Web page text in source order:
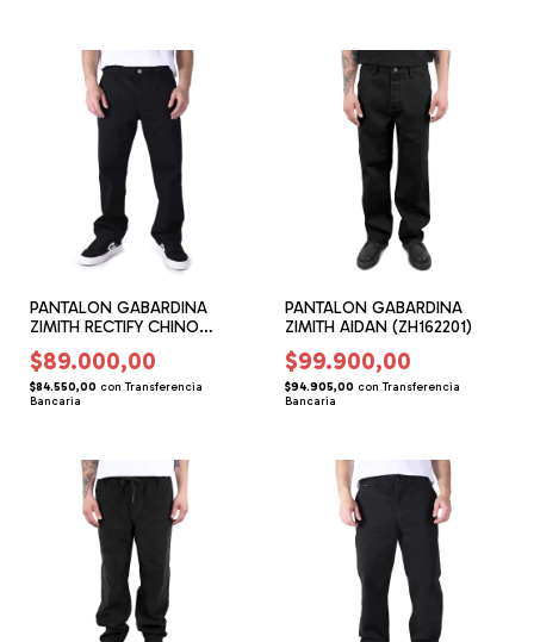
PANTALON GABARDINA
ZIMITH RECTIFY CHINO
(ZH252203)
$89.000,00
$84.550,00 con Transferencia
Bancaria
PANTALON GABARDINA
ZIMITH AIDAN (ZH162201)
$99.900,00
$94.905,00 con Transferencia
Bancaria